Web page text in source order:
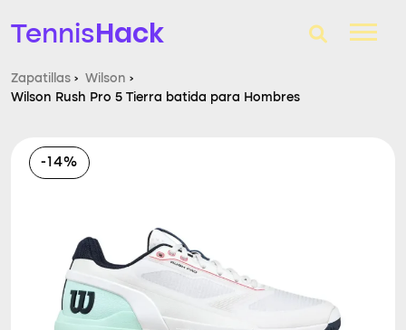
TennisHack
T-Finder
Raquetas de tenis
Comparador
Consultorio
Blog
Zapatillas › Wilson ›
Wilson Rush Pro 5 Tierra batida para Hombres
-14%